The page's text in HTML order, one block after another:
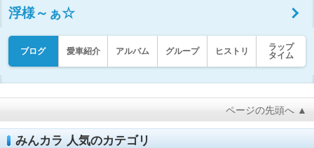
浮様～ぁ☆
ブログ 愛車紹介 アルバム グループ ヒストリ
ラップ
タイム
ページの先頭へ ▲
みんカラ 人気のカテゴリ